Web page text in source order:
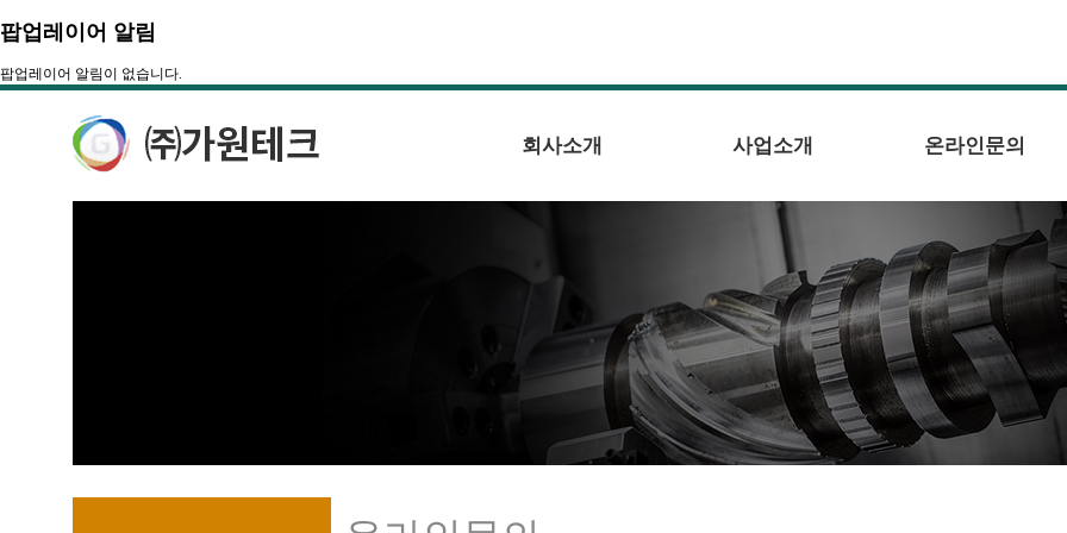
팝업레이어 알림
팝업레이어 알림이 없습니다.
회사소개 사업소개 온라인문의